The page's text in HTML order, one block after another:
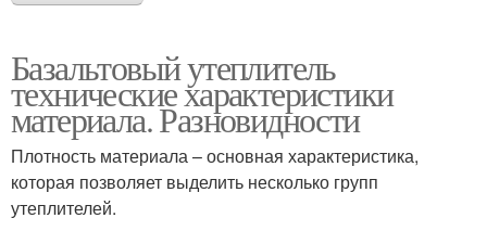
Базальтовый утеплитель
технические характеристики
материала. Разновидности
Плотность материала – основная характеристика,
которая позволяет выделить несколько групп
утеплителей.